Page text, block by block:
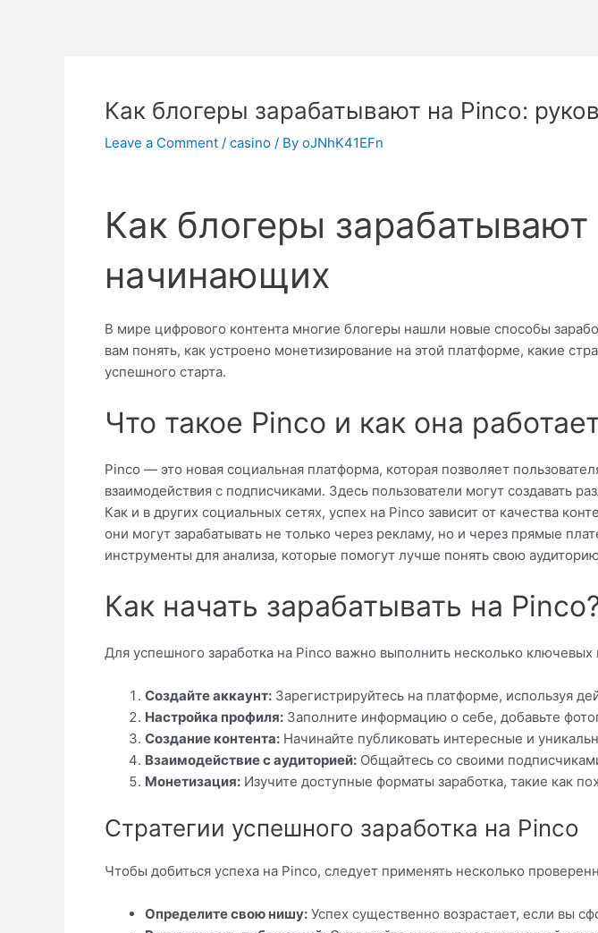
Как блогеры зарабатывают на Pinco:
Leave a Comment / casino / By oJNhK41EFn
Как блогеры
начинающих
В мире цифрового контента многие блогеры нашли новые способы
вам понять, как устроено монетизирование на этой платформе, какие
успешного старта.
Что такое Pinco и как она
Pinco — это новая социальная платформа, которая позволяет
взаимодействия с подписчиками. Здесь пользователи могут создавать
Как и в других социальных сетях, успех на Pinco зависит от качества
они могут зарабатывать не только через рекламу, но и через прямые
инструменты для анализа, которые помогут лучше понять свою
Как начать зарабатывать на
Для успешного заработка на Pinco важно выполнить несколько ключевых
Создайте аккаунт: Зарегистрируйтесь на платформе, используя
Настройка профиля: Заполните информацию о себе, добавьте
Создание контента: Начинайте публиковать интересные и
Взаимодействие с аудиторией: Общайтесь со своими
Монетизация: Изучите доступные форматы заработка, такие как
Стратегии успешного заработка на Pinco
Чтобы добиться успеха на Pinco, следует применять несколько
Определите свою нишу: Успех существенно возрастает, если вы